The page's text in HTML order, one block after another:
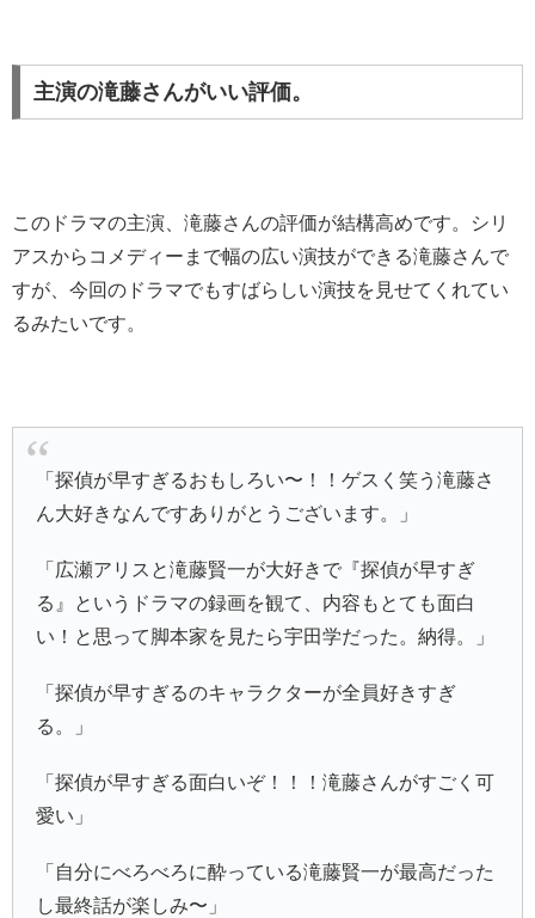
主演の滝藤さんがいい評価。
このドラマの主演、滝藤さんの評価が結構高めです。シリ
アスからコメディーまで幅の広い演技ができる滝藤さんで
すが、今回のドラマでもすばらしい演技を見せてくれてい
るみたいです。
「探偵が早すぎるおもしろい〜！！ゲスく笑う滝藤さ
ん大好きなんですありがとうございます。」
「広瀬アリスと滝藤賢一が大好きで『探偵が早すぎ
る』というドラマの録画を観て、内容もとても面白
い！と思って脚本家を見たら宇田学だった。納得。」
「探偵が早すぎるのキャラクターが全員好きすぎ
る。」
「探偵が早すぎる面白いぞ！！！滝藤さんがすごく可
愛い」
「自分にべろべろに酔っている滝藤賢一が最高だった
し最終話が楽しみ〜」